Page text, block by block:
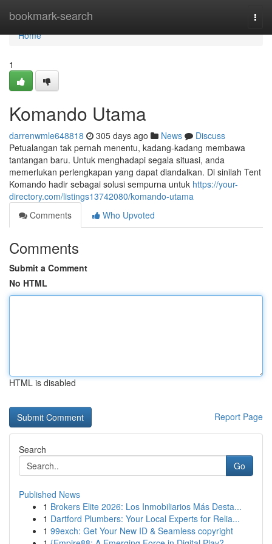
bookmark-search
Home
Home
1
Komando Utama
darrenwmle648818 305 days ago News
Discuss
Petualangan tak pernah menentu, kadang-kadang membawa
tantangan baru. Untuk menghadapi segala situasi, anda
memerlukan perlengkapan yang dapat diandalkan. Di sinilah Tent
Komando hadir sebagai solusi sempurna untuk https://your-
directory.com/listings13742080/komando-utama
Comments
Who Upvoted
Comments
Submit a Comment
No HTML
HTML is disabled
Report Page
Search
Go
Published News
1 Brokers Elite 2026: Los Inmobiliarios Más Desta...
1 Dartford Plumbers: Your Local Experts for Relia...
1 99exch: Get Your New ID & Seamless copyright